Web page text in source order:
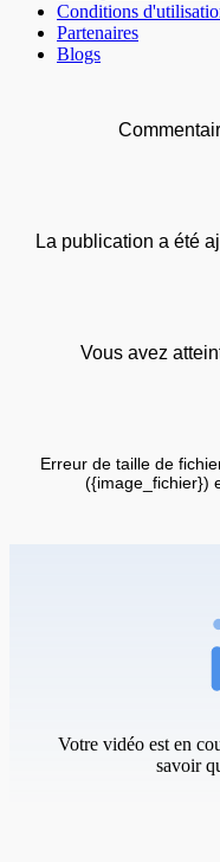
Conditions
Partenaires
Blogs
La publication a été
Vous avez
Erreur de taille de
({image_fichier})
Votre vidéo est en
savoir